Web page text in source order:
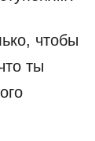
чтобы
ты